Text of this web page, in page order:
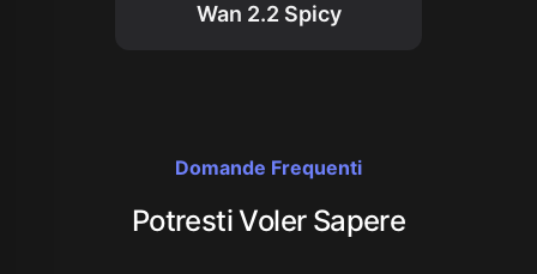
Wan 2.2 Spicy
Domande Frequenti
Potresti Voler Sapere